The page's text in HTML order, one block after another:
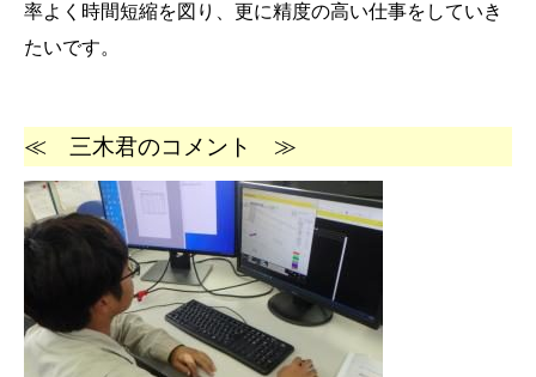
率よく時間短縮を図り、更に精度の高い仕事をしていき
たいです。
≪ 三木君のコメント ≫